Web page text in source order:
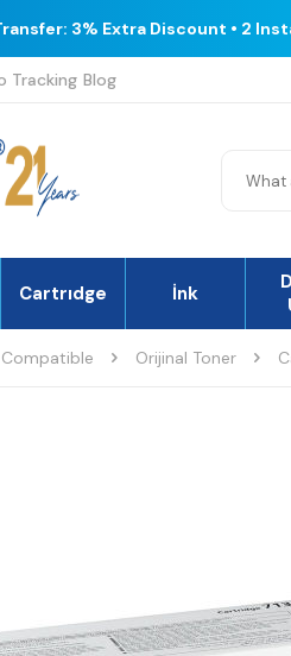
3% Extra Discount • 2
Tracking Blog
Cartrıdge İnk
Orijinal Toner